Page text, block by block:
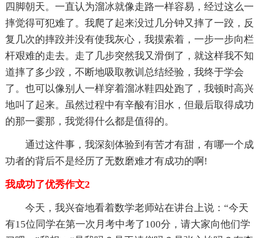
四脚朝天。一直认为溜冰就像走路一样容易，经过这么一
摔觉得可犯难了。我爬了起来没过几分钟又摔了一跤，反
复几次的摔跤并没有使我灰心，我摸索着，一步一步向栏
杆艰难的走去。走了几步突然我又滑倒了，就这样我不知
道摔了多少跤，不断地吸取教训总结经验，我终于学会
了。也可以像别人一样穿着溜冰鞋四处跑了，我顿时高兴
地叫了起来。虽然过程中有辛酸有泪水，但最后取得成功
的那一霎那，我觉得什么都是值得的。
通过这件事，我深刻体验到有苦才有甜，有哪一个成
功者的背后不是经历了无数磨难才有成功的啊!
我成功了优秀作文2
今天，我兴奋地看着数学老师站在讲台上说：“今天
有15位同学在第一次月考中考了100分，请大家向他们学